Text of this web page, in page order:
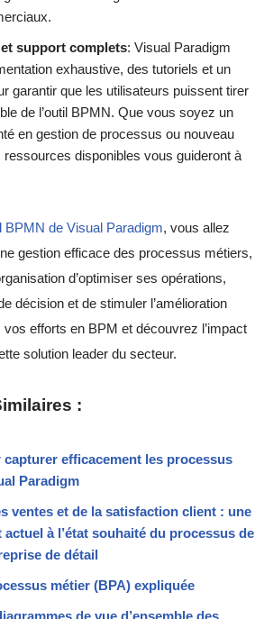
support complets: Visual Paradigm
exhaustive, des tutoriels et un
garantir que les utilisateurs puissent tirer
de l’outil BPMN. Que vous soyez un
en gestion de processus ou nouveau
disponibles vous guideront à
BPMN de Visual Paradigm, vous allez
gestion efficace des processus métiers,
d’optimiser ses opérations,
décision et de stimuler l’amélioration
efforts en BPM et découvrez l’impact
solution leader du secteur.
:
capturer efficacement les processus
Paradigm
ventes et de la satisfaction client : une
actuel à l’état souhaité du processus de
de détail
métier (BPA) expliquée
de vue d’ensemble des